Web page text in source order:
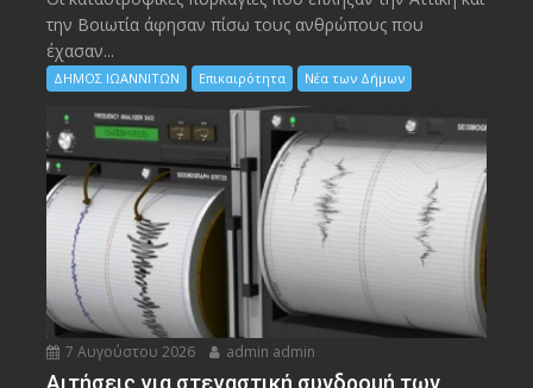
την Bοιωτία άφησαν πίσω τους ανθρώπους που
έχασαν...
ΔΗΜΟΣ ΙΩΑΝΝΙΤΩΝ Επικαιρότητα Νέα των Δήμων
7 Αυγούστου 2026 admin admin
Αιτήσεις για στεγαστική συνδρομή των